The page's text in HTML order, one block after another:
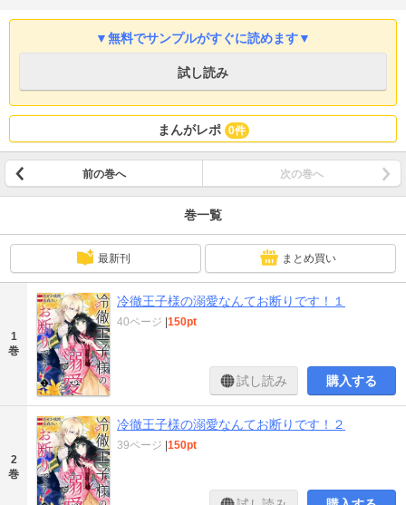
▼無料でサンプルがすぐに読めます▼
試し読み
まんがレポ 0件
前の巻へ 次の巻へ
巻一覧
最新刊 まとめ買い
1
巻
冷徹王子様の溺愛なんてお断りです！１
40ページ |150pt
試し読み 購入する
2
巻
冷徹王子様の溺愛なんてお断りです！２
39ページ |150pt